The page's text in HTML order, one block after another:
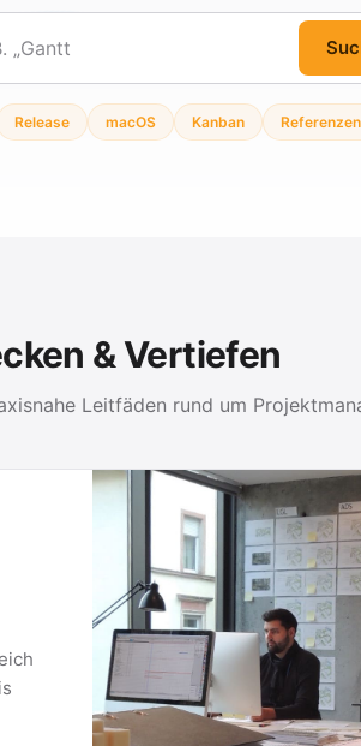
Release macOS Kanban Referenzen
& Vertiefen
Leitfäden rund um